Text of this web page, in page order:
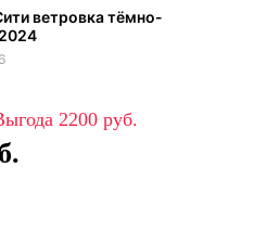
ветровка тёмно-
2200